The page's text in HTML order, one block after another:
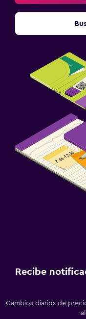
Lavandería
Servicios de
Tendedero
Fax/fotocopiadora
Escritorio
Ideal para familias
Cuna/cama nido
Recibe
Cambios diarios de